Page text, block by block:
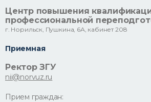
Центр повышения
профессиональной
г. Норильск, Пушкина, 6А, кабинет 208
Приемная
Ректор ЗГУ
nii@norvuz.ru
Прием граждан: